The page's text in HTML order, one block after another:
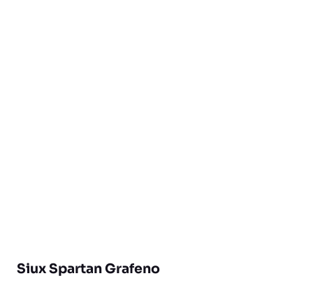
Siux Spartan Grafeno